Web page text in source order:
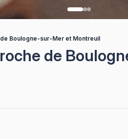
Boulogne-sur-Mer et Montreuil
de